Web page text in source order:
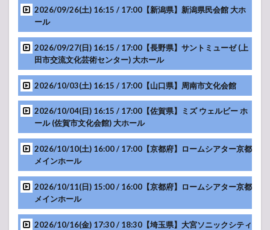
2
布袋
ライ
ブ・
コン
サー
ト
2025
セッ
トリ
スト
2.1
beat
Presents
Special
Gig「B.C.
ONLY +1
2025」
2026/09/26(土) 16:15 / 17:00【新潟県】新潟県民会館 大ホ
ール
2026/09/27(日) 16:15 / 17:00【長野県】サントミューゼ (上
田市交流文化芸術センター) 大ホール
2026/10/03(土) 16:15 / 17:00【山口県】周南市文化会館
2026/10/04(日) 16:15 / 17:00【佐賀県】ミズ ウェルビー ホ
ール (佐賀市文化会館) 大ホール
2026/10/10(土) 16:00 / 17:00【京都府】ロームシアター京都
メインホール
2026/10/11(日) 15:00 / 16:00【京都府】ロームシアター京都
メインホール
2026/10/16(金) 17:30 / 18:30【埼玉県】大宮ソニックシティ